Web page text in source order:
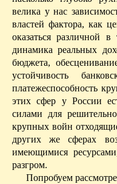
велика у нас
властей фактора, как
оказаться различной
динамика реальных
бюджета,
устойчивость
платежеспособность
этих сфер у России
силами для
крупных войн
других же сферах
имеющимися
разгром.
Попробуем